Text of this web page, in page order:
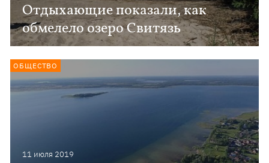
Отдыхающие показали, как
обмелело озеро Свитязь
11 июля 2019
ОБЩЕСТВО